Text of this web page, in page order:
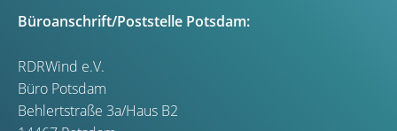
Büroanschrift/Poststelle Potsdam:
RDRWind e.V.
Büro Potsdam
Behlertstraße 3a/Haus B2